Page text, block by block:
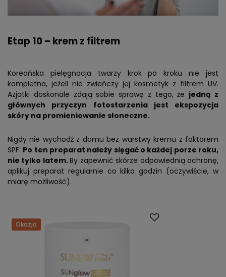
Etap 10 – krem z filtrem
Koreańska pielęgnacja twarzy krok po kroku nie jest
kompletna, jeżeli nie zwieńczy jej kosmetyk z filtrem UV.
Azjatki doskonale zdają sobie sprawę z tego, że jedną z
głównych przyczyn fotostarzenia jest ekspozycja
skóry na promieniowanie słoneczne.
Nigdy nie wychodź z domu bez warstwy kremu z faktorem
SPF. Po ten preparat należy sięgać o każdej porze roku,
nie tylko latem.By zapewnić skórze odpowiednią ochronę,
aplikuj preparat regularnie co kilka godzin (oczywiście, w
miarę możliwość).
Okazja